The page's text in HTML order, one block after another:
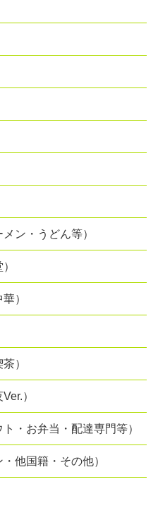
ン・うどん等）
）
）
）
・お弁当・配達専門等）
他国籍・その他）